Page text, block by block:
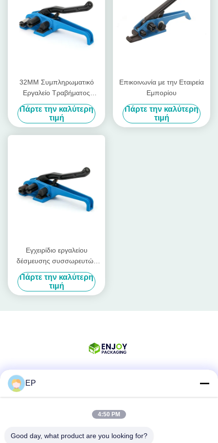
32MM Συμπληρωματικό
Εργαλείο Τραβήματος
Τραβήματος και Τραβήματος
Τραβήματος Τραβήματος
Τραβήματος Τραβήματος
40mm
Πάρτε την καλύτερη
τιμή
Επικοινωνία με την Εταιρεία
Εμπορίου
Πάρτε την καλύτερη
τιμή
Εγχειρίδιο εργαλείου
δέσμευσης συσσωρευτών
πλαστικού πολυεστέρα
Πάρτε την καλύτερη
τιμή
Γρήγορη επικοινωνία
EP
4:50 PM
Good day, what product are you looking for?